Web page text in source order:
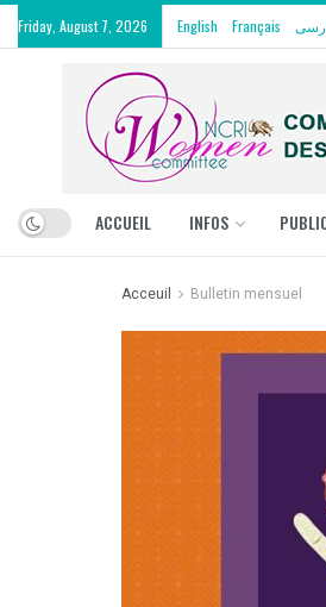
Friday, August 7, 2026 English Français
ACCUEIL INFOS
Acceuil Bulletin mensuel